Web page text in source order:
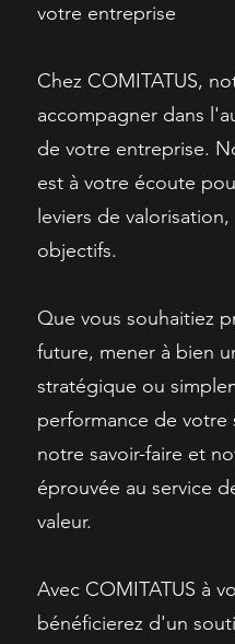
votre entreprise
Chez COMITATUS,
accompagner dans
de votre entreprise.
est à votre écoute
leviers de
objectifs.
Que vous souhaitiez
future, mener à bien
stratégique ou
performance de
notre savoir-faire et
éprouvée au service
valeur.
Avec COMITATUS à
bénéficierez d'un